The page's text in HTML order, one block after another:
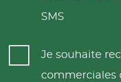
SMS
Je souhaite
commerciales